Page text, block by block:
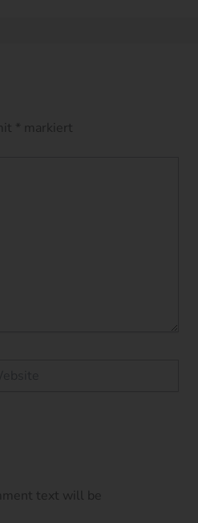
* markiert
text will be